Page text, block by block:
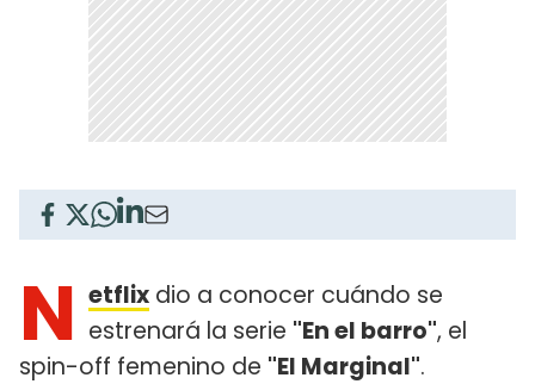
N etflix dio a conocer cuándo se
estrenará la serie "En el barro", el
spin-off femenino de "El Marginal".